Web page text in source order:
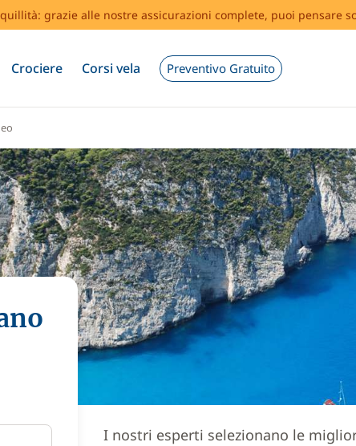
grazie alle nostre assicurazioni complete, puoi pensare
Crociere Corsi vela Preventivo Gratuito
I nostri esperti selezionano le